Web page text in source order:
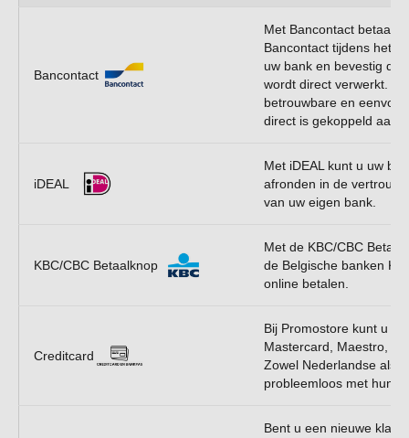
Bancontact
Met Bancontact betaalt
Bancontact tijdens het
uw bank en bevestig de
wordt direct verwerkt.
betrouwbare en
direct is gekoppeld aan
iDEAL
Met iDEAL kunt u uw
afronden in de
van uw eigen bank.
KBC/CBC Betaalknop
Met de KBC/CBC
de Belgische banken
online betalen.
Creditcard
Bij Promostore kunt u
Mastercard, Maestro,
Zowel Nederlandse als
probleemloos met hun
Bent u een nieuwe klant